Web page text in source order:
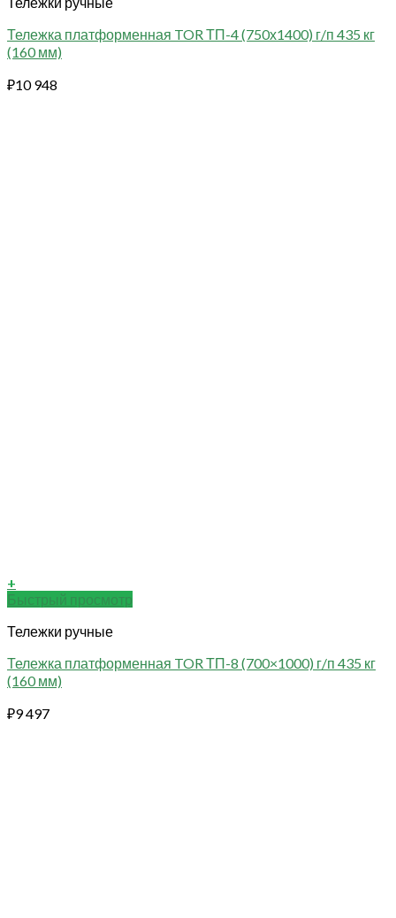
Тележка платформенная TOR ТП-4 (750х1400) г/п 435 кг
(160 мм)
₽10 948
+
Быстрый просмотр
Тележки ручные
Тележка платформенная TOR ТП-8 (700×1000) г/п 435 кг
(160 мм)
₽9 497